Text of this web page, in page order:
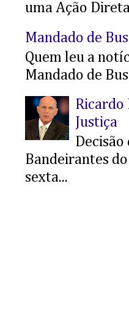
uma Ação
Mandado de
Quem leu a
Mandado de
Ricardo
Justiça
Decisão
Bandeirantes
sexta...